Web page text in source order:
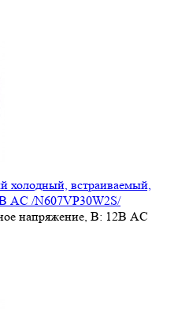
холодный, встраиваемый,
AC /N607VP30W2S/
напряжение, В: 12В AC